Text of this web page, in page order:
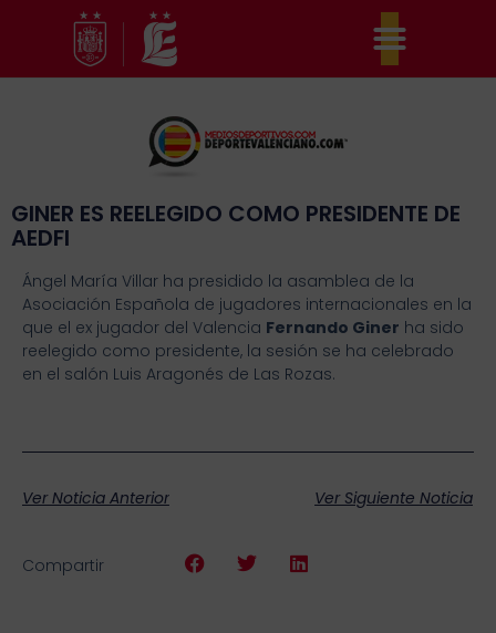
contenido
GINER ES REELEGIDO COMO PRESIDENTE DE
AEDFI
Ángel María Villar ha presidido la asamblea de la
Asociación Española de jugadores internacionales en la
que el ex jugador del Valencia Fernando Giner ha sido
reelegido como presidente, la sesión se ha celebrado
en el salón Luis Aragonés de Las Rozas.
Ver Noticia Anterior Ver Siguiente Noticia
Compartir